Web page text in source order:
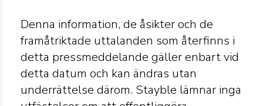
Denna information, de åsikter och de
framåtriktade uttalanden som återfinns i
detta pressmeddelande gäller enbart vid
detta datum och kan ändras utan
underrättelse därom. Stayble lämnar inga